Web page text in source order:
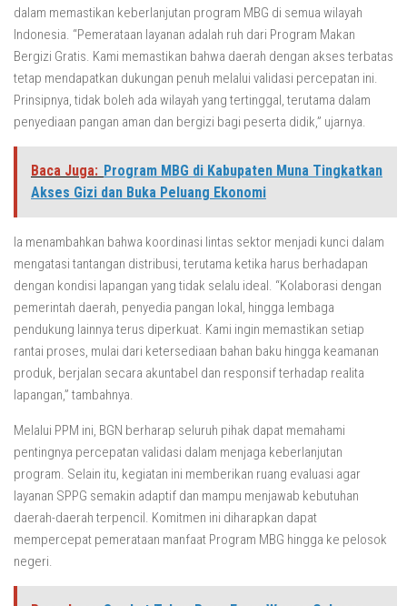
dalam memastikan keberlanjutan program MBG di semua wilayah
Indonesia. “Pemerataan layanan adalah ruh dari Program Makan
Bergizi Gratis. Kami memastikan bahwa daerah dengan akses terbatas
tetap mendapatkan dukungan penuh melalui validasi percepatan ini.
Prinsipnya, tidak boleh ada wilayah yang tertinggal, terutama dalam
penyediaan pangan aman dan bergizi bagi peserta didik,” ujarnya.
Baca Juga: Program MBG di Kabupaten Muna Tingkatkan
Akses Gizi dan Buka Peluang Ekonomi
Ia menambahkan bahwa koordinasi lintas sektor menjadi kunci dalam
mengatasi tantangan distribusi, terutama ketika harus berhadapan
dengan kondisi lapangan yang tidak selalu ideal. “Kolaborasi dengan
pemerintah daerah, penyedia pangan lokal, hingga lembaga
pendukung lainnya terus diperkuat. Kami ingin memastikan setiap
rantai proses, mulai dari ketersediaan bahan baku hingga keamanan
produk, berjalan secara akuntabel dan responsif terhadap realita
lapangan,” tambahnya.
Melalui PPM ini, BGN berharap seluruh pihak dapat memahami
pentingnya percepatan validasi dalam menjaga keberlanjutan
program. Selain itu, kegiatan ini memberikan ruang evaluasi agar
layanan SPPG semakin adaptif dan mampu menjawab kebutuhan
daerah-daerah terpencil. Komitmen ini diharapkan dapat
mempercepat pemerataan manfaat Program MBG hingga ke pelosok
negeri.